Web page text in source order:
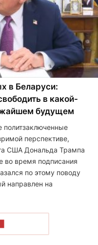
в Беларуси:
в какой-
будущем
политзаключенные
перспективе,
США Дональда Трампа
во время подписания
по этому поводу
направлен на